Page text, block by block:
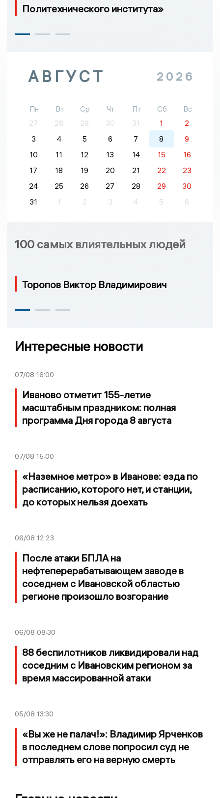
Политехнического института»
АВГУСТ 2026
Пн Вт Ср Чт Пт Сб
Вс
27
28 29 30 31 1
2
3
4 5 6 7 8
9
10
11 12 13 14 15
16
17
18 19 20 21 22
23
24
25 26 27 28 29
30
31
1 2 3 4 5 6
100 самых влиятельных людей
Торопов Виктор Владимирович
Интересные новости
07/08 16:00
Иваново отметит 155-летие
масштабным праздником: полная
программа Дня города 8 августа
07/08 15:00
«Наземное метро» в Иванове: езда по
расписанию, которого нет, и станции,
до которых нельзя доехать
06/08 12:23
После атаки БПЛА на
нефтеперерабатывающем заводе в
соседнем с Ивановской областью
регионе произошло возгорание
06/08 08:30
88 беспилотников ликвидировали над
соседним с Ивановским регионом за
время массированной атаки
05/08 13:30
«Вы же не палач!»: Владимир Ярченков
в последнем слове попросил суд не
отправлять его на верную смерть